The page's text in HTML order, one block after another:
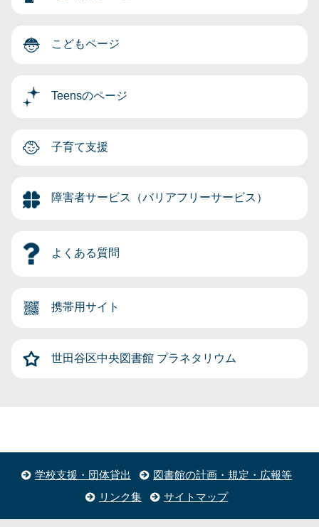
こどもページ
Teensのページ
子育て支援
障害者サービス（バリアフリーサービス）
よくある質問
携帯用サイト
世田谷区中央図書館 プラネタリウム
学校支援・団体貸出
図書館の計画・規定・広報等
リンク集
サイトマップ